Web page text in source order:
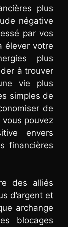
plus
négative
par vos
élever votre
plus
à trouver
vie plus
simples de
de
vous pouvez
envers
financières
des alliés
d’argent et
archange
blocages